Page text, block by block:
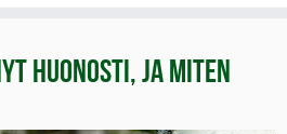
huonosti, ja miten